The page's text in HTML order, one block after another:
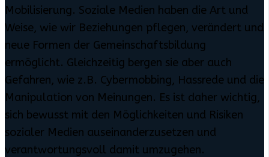
Mobilisierung. Soziale Medien haben die Art und
Weise, wie wir Beziehungen pflegen, verändert und
neue Formen der Gemeinschaftsbildung
ermöglicht. Gleichzeitig bergen sie aber auch
Gefahren, wie z.B. Cybermobbing, Hassrede und die
Manipulation von Meinungen. Es ist daher wichtig,
sich bewusst mit den Möglichkeiten und Risiken
sozialer Medien auseinanderzusetzen und
verantwortungsvoll damit umzugehen.